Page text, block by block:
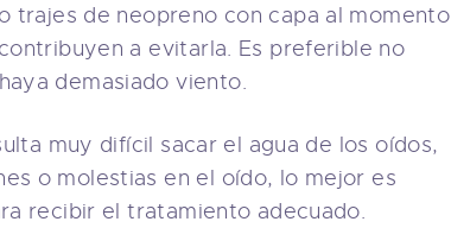
trajes de neopreno con capa al momento
a evitarla. Es preferible no
demasiado viento.
muy difícil sacar el agua de los oídos,
o molestias en el oído, lo mejor es
recibir el tratamiento adecuado.